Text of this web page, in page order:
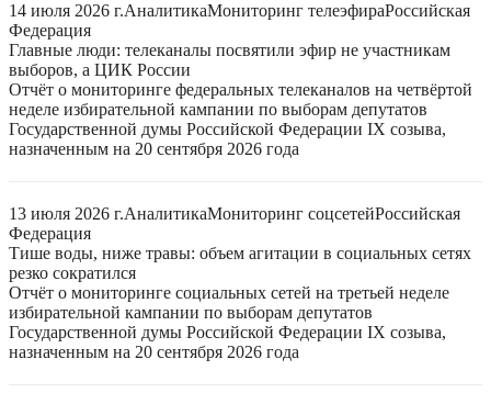
14 июля 2026 г.АналитикаМониторинг телеэфираРоссийская
Федерация
Главные люди: телеканалы посвятили эфир не участникам
выборов, а ЦИК России
Отчёт о мониторинге федеральных телеканалов на четвёртой
неделе избирательной кампании по выборам депутатов
Государственной думы Российской Федерации IX созыва,
назначенным на 20 сентября 2026 года
13 июля 2026 г.АналитикаМониторинг соцсетейРоссийская
Федерация
Тише воды, ниже травы: объем агитации в социальных сетях
резко сократился
Отчёт о мониторинге социальных сетей на третьей неделе
избирательной кампании по выборам депутатов
Государственной думы Российской Федерации IX созыва,
назначенным на 20 сентября 2026 года